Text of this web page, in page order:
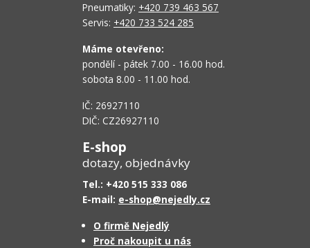
Pneumatiky: +420 739 463 567
Servis: +420 733 524 285
Máme otevřeno:
pondělí - pátek 7.00 - 16.00 hod.
sobota 8.00 - 11.00 hod.
IČ: 26927110
DIČ: CZ26927110
E-shop
dotazy, objednávky
Tel.: +420 515 333 086
E-mail: e-shop@nejedly.cz
O firmě Nejedlý
Proč nakoupit u nás